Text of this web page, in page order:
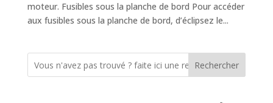
moteur. Fusibles sous la planche de bord Pour accéder
aux fusibles sous la planche de bord, d’éclipsez le...
Rechercher